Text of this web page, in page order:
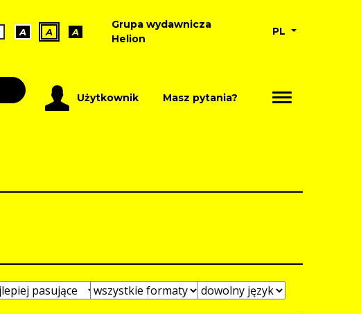
A A A
Grupa wydawnicza
Helion
PL
Użytkownik Masz pytania?